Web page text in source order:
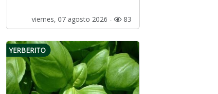
viernes, 07 agosto 2026 - 83
YERBERITO